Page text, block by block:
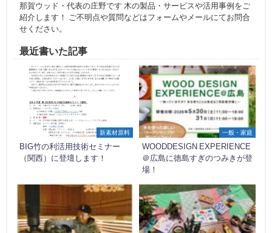
那賀ウッド・代表の庄野です 木の製品・サービスや活用事例をご
紹介します！ ご不明点や質問などはフォームやメールにてお問合
せください。
最近書いた記事
新素材原料
BIG竹の利活用技術セミナー
（関西）に登壇します！
一般・家庭
WOODDESIGN EXPERIENCE
＠広島に徳島すぎのつみきが登
場！